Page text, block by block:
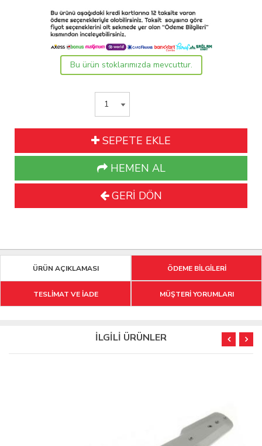
Bu ürün stoklarımızda mevcuttur.
SEPETE EKLE
HEMEN AL
GERİ DÖN
ÜRÜN AÇIKLAMASI ÖDEME BİLGİLERİ
TESLİMAT VE İADE MÜŞTERİ YORUMLARI
İLGİLİ ÜRÜNLER